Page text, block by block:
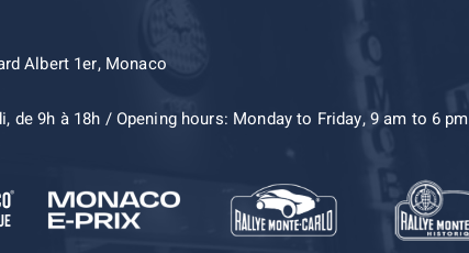
Albert 1er, Monaco
de 9h à 18h / Opening hours: Monday to Friday, 9 am to 6 pm